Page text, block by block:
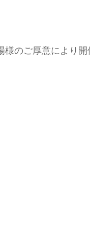
様のご厚意により